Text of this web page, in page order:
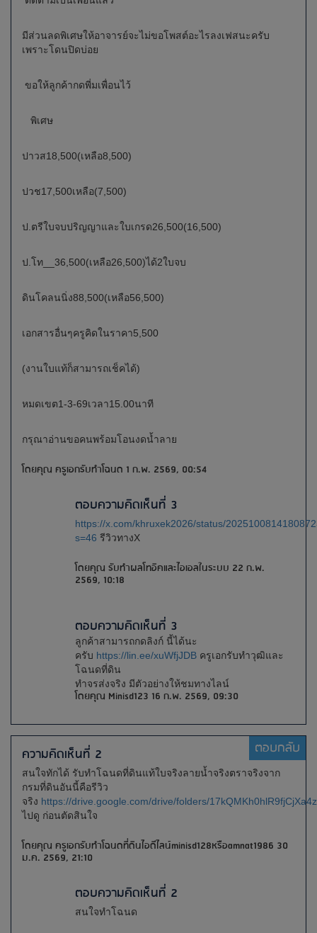
มีส่วนลดพิเศษให้อาจารย์จะไม่ขอโพสต์อะไรลงเฟสนะครับ
เพราะโดนปิดบ่อย
ขอให้ลูกค้ากดพี่มเพื่อนไว้
พิเศษ
ปาวส18,500(เหลือ8,500)
ปวช17,500เหลือ(7,500)
ป.ตรีใบจบปริญญาและใบเกรด26,500(16,500)
ป.โท__36,500(เหลือ26,500)ได้2ใบจบ
ดินโคลนนิ่ง88,500(เหลือ56,500)
เอกสารอื่นๆครูคิดในราคา5,500
(งานใบแท้ก็สามารถเช็คได้)
หมดเขต1-3-69เวลา15.00นาที
กรุณาอ่านขอคนพร้อมโอนงดน้ำลาย
โดยคุณ ครูเอกรับทำโฉนด 1 ก.พ. 2569, 00:54
ตอบความคิดเห็นที่ 3
https://x.com/khruxek2026/status/
s=46 รีวิวทางX
โดยคุณ รับทำผลโทอิคและไอเอลในระบบ 22 ก.พ.
2569, 10:18
ตอบความคิดเห็นที่ 3
ลูกค้าสามารถกดลิงก์ นี้ได้นะ
ครับ https://lin.ee/xuWfjJDB ครูเอกรับทำวุฒิและ
โฉนดที่ดิน
ทำจรส่งจริง มีตัวอย่างให้ชมทางไลน์
โดยคุณ Minisd123 16 ก.พ. 2569, 09:30
ความคิดเห็นที่ 2 ตอบกลับ
สนใจทักได้ รับทำโฉนดที่ดินแท้ใบจริงลายน้ำจริงตราจริงจาก
กรมที่ดินอันนี้คือรีวิว
จริง https://drive.google.com/drive/folders/
ไปดู ก่อนตัดสินใจ
โดยคุณ ครูเอกรับทำโฉนดที่ดินไอดีไลน์minisd128หรือamnat1986 30
ม.ค. 2569, 21:10
ตอบความคิดเห็นที่ 2
สนใจทำโฉนด